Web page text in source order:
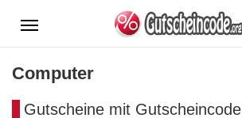
Menü
Computer
Gutscheine mit Gutscheincode